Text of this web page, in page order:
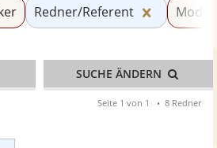
& Redner»
Redner/Referent
SUCHE ÄNDERN
Seite 1 von 1 8 Redner